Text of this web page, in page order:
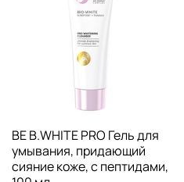
BE B.WHITE PRO Гель для
умывания, придающий
сияние коже, с пептидами,